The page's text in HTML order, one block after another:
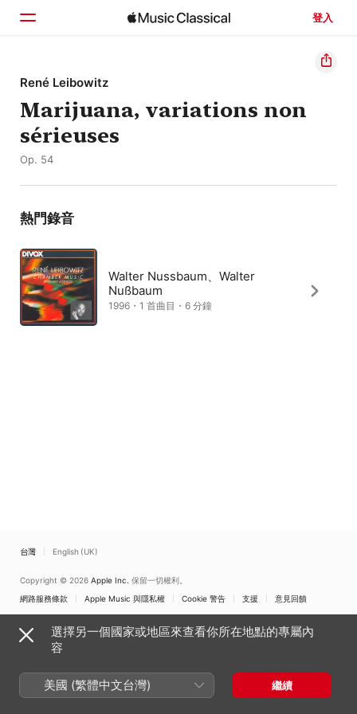
登入
首頁
瀏覽
搜尋
René Leibowitz
Marijuana, variations non
sérieuses
Op. 54
熱門錄音
Walter Nussbaum、Walter
Nußbaum
1996・1 首曲目・6 分鐘
台灣 English (UK)
Copyright © 2026 Apple Inc. 保留一切權利。
網路服務條款
Apple Music 與隱私權 Cookie 警告 支援 意見回饋
選擇另一個國家或地區來查看你所在地點的專屬內
容
美國 (繁體中文台灣) 繼續